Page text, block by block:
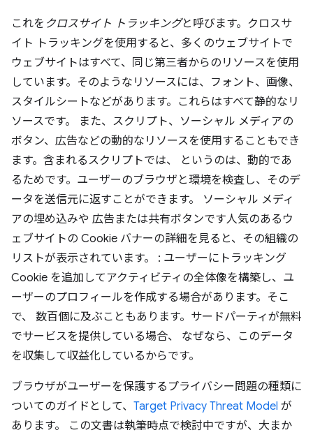
これを クロスサイト トラッキングと呼びます。クロスサ
イト トラッキングを使用すると、多くのウェブサイトで
ウェブサイトはすべて、同じ第三者からのリソースを使用
しています。そのようなリソースには、フォント、画像、
スタイルシートなどがあります。これらはすべて静的なリ
ソースです。 また、スクリプト、ソーシャル メディアの
ボタン、広告などの動的なリソースを使用することもでき
ます。含まれるスクリプトでは、 というのは、動的であ
るためです。ユーザーのブラウザと環境を検査し、そのデ
ータを送信元に返すことができます。 ソーシャル メディ
アの埋め込みや 広告または共有ボタンです人気のあるウ
ェブサイトの Cookie バナーの詳細を見ると、その組織の
リストが表示されています。 : ユーザーにトラッキング
Cookie を追加してアクティビティの全体像を構築し、ユ
ーザーのプロフィールを作成する場合があります。そこ
で、 数百個に及ぶこともあります。サードパーティが無料
でサービスを提供している場合、 なぜなら、このデータ
を収集して収益化しているからです。
ブラウザがユーザーを保護するプライバシー問題の種類に
ついてのガイドとして、 Target Privacy Threat Model が
あります。 この文書は執筆時点で検討中ですが、大まか